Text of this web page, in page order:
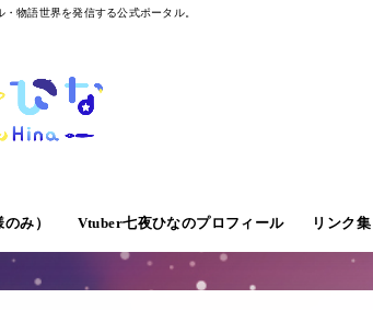
物語世界を発信する公式ポータル。
み） Vtuber七夜ひなのプロフィール リンク集